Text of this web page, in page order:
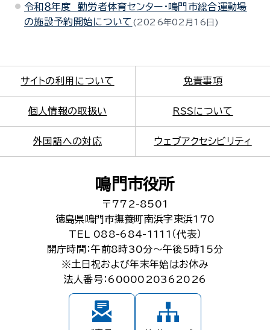
令和８年度 勤労者体育センター・鳴門市総合運動場
の施設予約開始について
2026年02月16日
サイトの利用について 免責事項
個人情報の取扱い RSSについて
外国語への対応 ウェブアクセシビリティ
鳴門市役所
〒772-8501
徳島県鳴門市撫養町南浜字東浜170
TEL 088-684-1111（代表）
開庁時間：午前8時30分～午後5時15分
※土日祝および年末年始はお休み
法人番号：6000020362026